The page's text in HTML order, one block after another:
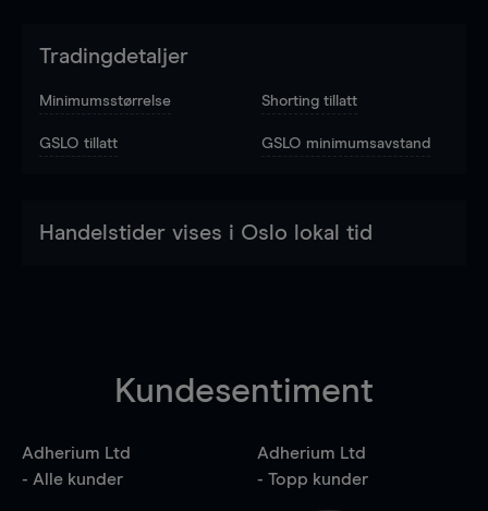
Tradingdetaljer
Minimumsstørrelse Shorting tillatt
GSLO tillatt GSLO minimumsavstand
Handelstider vises i Oslo lokal tid
Kundesentiment
Adherium Ltd
- Alle kunder
Adherium Ltd
- Topp kunder